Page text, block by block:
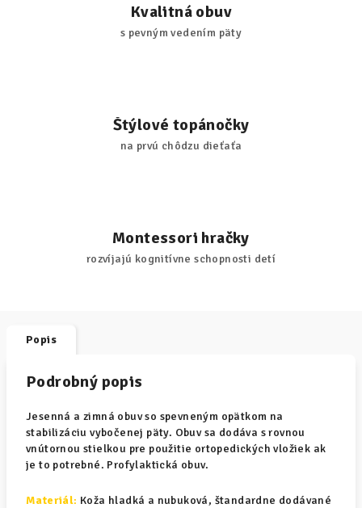
Kvalitná obuv
s pevným vedením päty
Štýlové topánočky
na prvú chôdzu dieťaťa
Montessori hračky
rozvíjajú kognitívne schopnosti detí
Popis
Podrobný popis
Jesenná a zimná obuv so spevneným opätkom na
stabilizáciu vybočenej päty. Obuv sa dodáva s rovnou
vnútornou stielkou pre použitie ortopedických vložiek ak
je to potrebné. Profylaktická obuv.
Materiál: Koža hladká a nubuková, štandardne dodávané